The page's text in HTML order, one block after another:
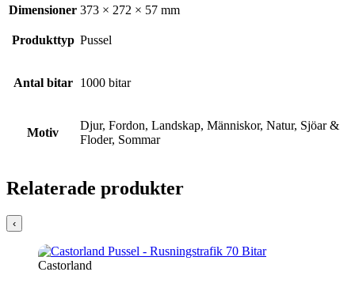
Dimensioner 373 × 272 × 57 mm
Produkttyp Pussel
Antal bitar 1000 bitar
Motiv
Djur, Fordon, Landskap, Människor, Natur, Sjöar &
Floder, Sommar
Relaterade produkter
‹
Castorland